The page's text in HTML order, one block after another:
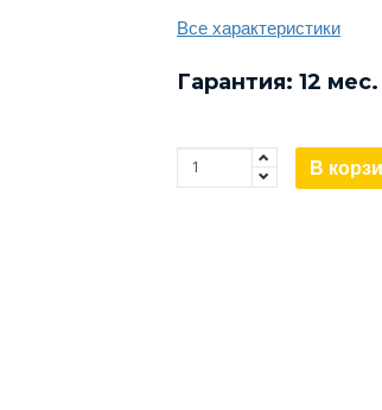
Все характеристики
Гарантия: 12 мес.
В